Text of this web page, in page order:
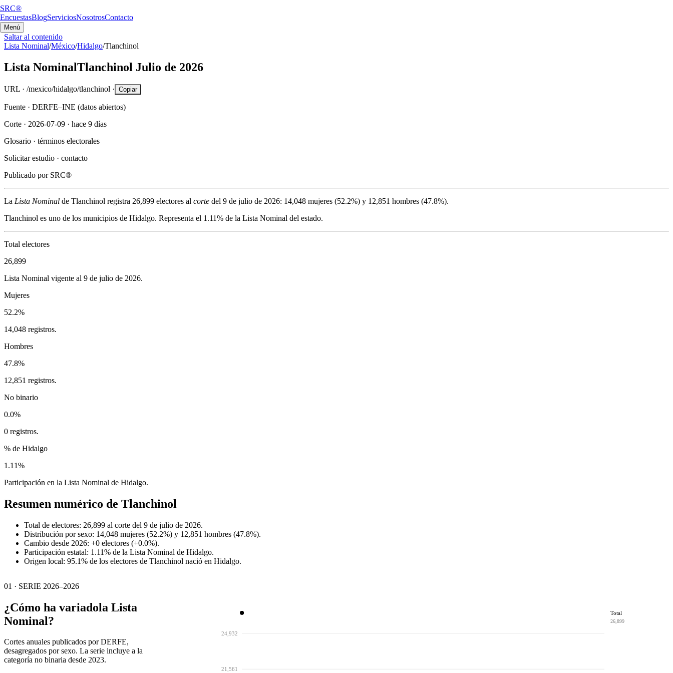
SRC®
EncuestasBlogServiciosNosotrosContacto
Menú
Saltar al contenido
Lista Nominal/México/Hidalgo/Tlanchinol
Lista NominalTlanchinol Julio de 2026
URL · /mexico/hidalgo/tlanchinol · Copiar
Fuente · DERFE–INE (datos abiertos)
Corte · 2026-07-09 · hace 9 días
Glosario · términos electorales
Solicitar estudio · contacto
Publicado por SRC®
La Lista Nominal de Tlanchinol registra 26,899 electores al corte del 9 de julio de 2026: 14,048 mujeres (52.2%) y 12,851 hombres (47.8%).
Tlanchinol es uno de los municipios de Hidalgo. Representa el 1.11% de la Lista Nominal del estado.
Total electores
26,899
Lista Nominal vigente al 9 de julio de 2026.
Mujeres
52.2%
14,048 registros.
Hombres
47.8%
12,851 registros.
No binario
0.0%
0 registros.
% de Hidalgo
1.11%
Participación en la Lista Nominal de Hidalgo.
Resumen numérico de Tlanchinol
Total de electores: 26,899 al corte del 9 de julio de 2026.
Distribución por sexo: 14,048 mujeres (52.2%) y 12,851 hombres (47.8%).
Cambio desde 2026: +0 electores (+0.0%).
Participación estatal: 1.11% de la Lista Nominal de Hidalgo.
Origen local: 95.1% de los electores de Tlanchinol nació en Hidalgo.
01 · SERIE 2026–2026
¿Cómo ha variadola Lista
Nominal?
Cortes anuales publicados por DERFE,
desagregados por sexo. La serie incluye a la
categoría no binaria desde 2023.
21,561
24,932
Total
26,899